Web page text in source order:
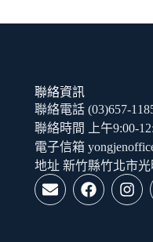
聯絡資訊
聯絡電話 (03)657-
聯絡時間 上午9:00-
電子信箱
地址 新竹縣竹北市